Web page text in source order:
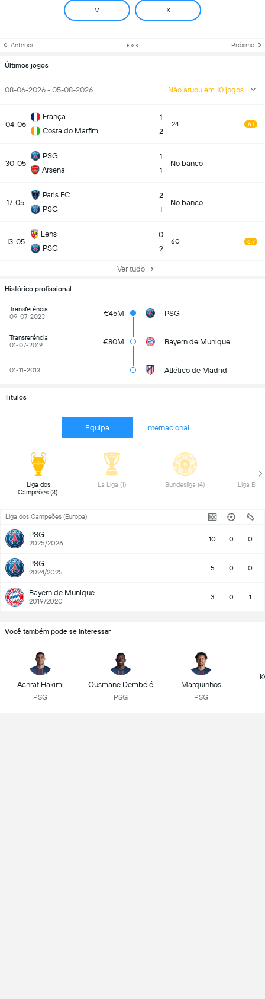
V X
Anterior Próximo
Últimos jogos
08-06-2026 - 05-08-2026 Não atuou em 10 jogos
04-06
França
Costa do Marfim
1
2
24 6.1
30-05
PSG
Arsenal
1
1
No banco
17-05
Paris FC
PSG
2
1
No banco
13-05
Lens
PSG
0
2
60 6.7
Ver tudo
Histórico profissional
Transferéncia
09-07-2023
€45M PSG
Transferéncia
01-07-2019
€80M Bayern de Munique
01-11-2013 Atlético de Madrid
Titulos
Equipa Internacional
Liga dos
Campeões (3)
La Liga (1)
Liga dos Campeões (Europa)
PSG
2025/2026 10 0 0
PSG
2024/2025 5 0 0
Bayern de Munique
2019/2020 3 0 1
Você também pode se interessar
Achraf Hakimi
PSG
Ousmane Dembélé
PSG
Marquinhos
PSG